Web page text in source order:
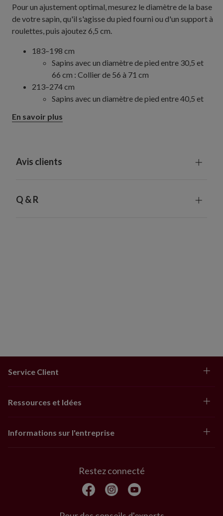
Pour un ajustement optimal, mesurez le diamètre de la base
de votre sapin, qu'il s'agisse du pied fourni ou d'un support à
roulettes, puis ajoutez 6,5 cm.
183–198 cm
Sapins avec un diamètre de pied entre 30,5 et
66 cm : Collier de 56 à 71 cm
213–274 cm
Sapins avec un diamètre de pied entre 40,5 et
305–427 cm
En savoir plus
Avis clients
Q & R
Service Client
Ressources et Idées
Informations sur l'entreprise
Restez connecté